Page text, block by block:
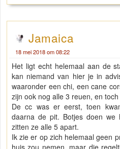
Jamaica
18 mei 2018 om 08:22
Het ligt echt helemaal aan de
kan niemand van hier je in
waaronder een chi, een cane
zijn ook nog alle 3 reuen, en
De cc was er eerst, toen
daarna de pit. Botjes doen
zitten ze alle 5 apart.
Ik zie er op zich helemaal geen
huis zou nemen, maar die